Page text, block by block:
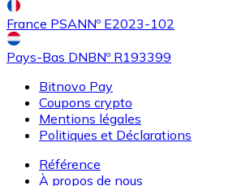
France PSANNº E2023-102
Pays-Bas DNBNº R193399
Bitnovo Pay
Coupons crypto
Mentions légales
Politiques et Déclarations
Référence
À propos de nous